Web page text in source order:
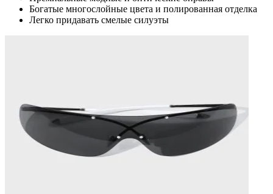
Богатые многослойные цвета и полированная отделка
Легко придавать смелые силуэты